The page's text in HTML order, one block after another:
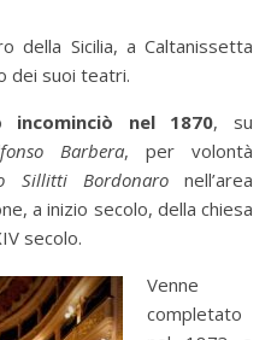
dei suoi teatri.
incominciò nel 1870, su
Barbera, per volontà
Sillitti Bordonaronell’area
a inizio secolo, della chiesa
secolo.
Venne
completato